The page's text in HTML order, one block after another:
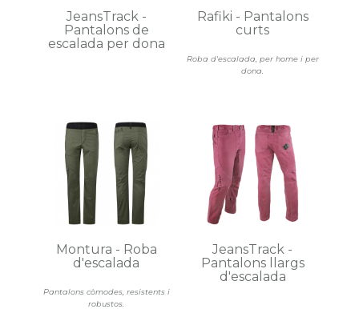
JeansTrack -
Pantalons de
escalada per dona
Roba d'escalada, per home i per
dona.
Rafiki - Pantalons
curts
Pantalons còmodes, resistents i
robustos.
Montura - Roba
d'escalada
JeansTrack -
Pantalons llargs
d'escalada